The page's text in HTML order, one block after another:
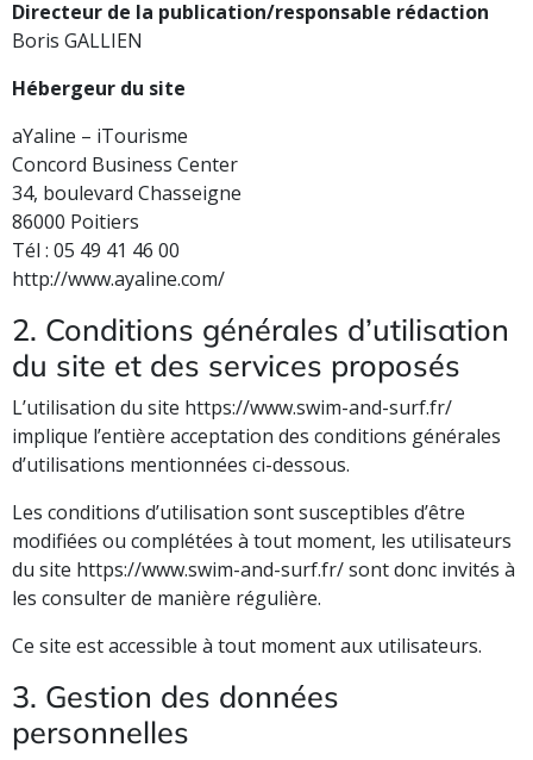
Directeur de la publication/responsable rédaction
Boris GALLIEN
Hébergeur du site
aYaline – iTourisme
Concord Business Center
34, boulevard Chasseigne
86000 Poitiers
Tél : 05 49 41 46 00
http://www.ayaline.com/
2. Conditions générales d’utilisation
du site et des services proposés
L’utilisation du site https://www.swim-and-surf.fr/
implique l’entière acceptation des conditions générales
d’utilisations mentionnées ci-dessous.
Les conditions d’utilisation sont susceptibles d’être
modifiées ou complétées à tout moment, les utilisateurs
du site https://www.swim-and-surf.fr/ sont donc invités à
les consulter de manière régulière.
Ce site est accessible à tout moment aux utilisateurs.
3. Gestion des données
personnelles